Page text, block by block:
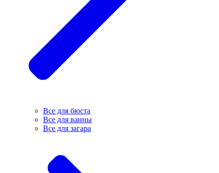
Все для бюста
Все для ванны
Все для загара